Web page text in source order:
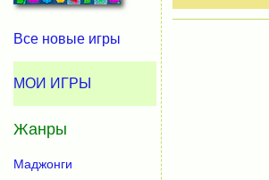
Все новые игры
МОИ ИГРЫ
Жанры
Маджонги